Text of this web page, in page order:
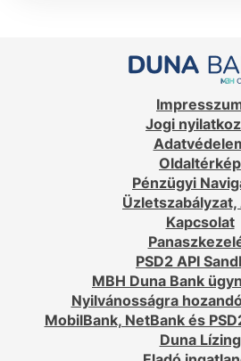
Jogi
Oldaltérkép
Pénzügyi
Üzletszabályzat,
Kapcsolat
PSD2 API
MBH Duna Bank
Nyilvánosságra
MobilBank, NetBank és
Duna Lízing